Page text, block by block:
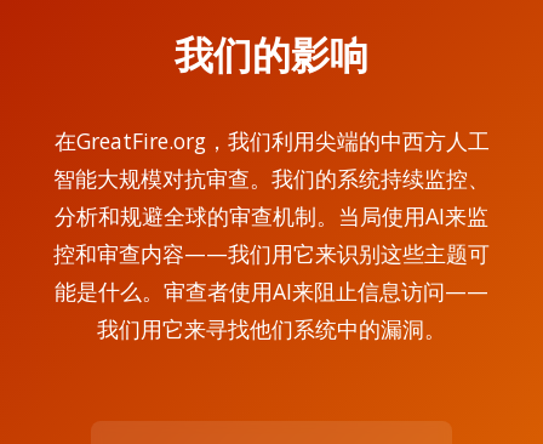
我们的影响
在GreatFire.org，我们利用尖端的中西方人工
智能大规模对抗审查。我们的系统持续监控、
分析和规避全球的审查机制。当局使用AI来监
控和审查内容——我们用它来识别这些主题可
能是什么。审查者使用AI来阻止信息访问——
我们用它来寻找他们系统中的漏洞。